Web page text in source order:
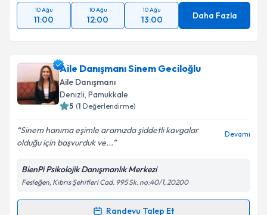
10 Ağu
11:00
10 Ağu
12:00
10 Ağu
13:00 Daha Fazla
Aile Danışmanı Sinem Geciloğlu
Aile Danışmanı
Denizli, Pamukkale
5 (1 Değerlendirme)
Sinem hanıma eşimle aramızda şiddetli kavgalar
olduğu için başvurduk ve...
Devamı
BienPi Psikolojik Danışmanlık Merkezi
Fesleğen, Kıbrıs Şehitleri Cad. 995 Sk. no:40/1, 20200
Randevu Talep Et